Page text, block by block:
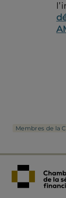
Membres de la